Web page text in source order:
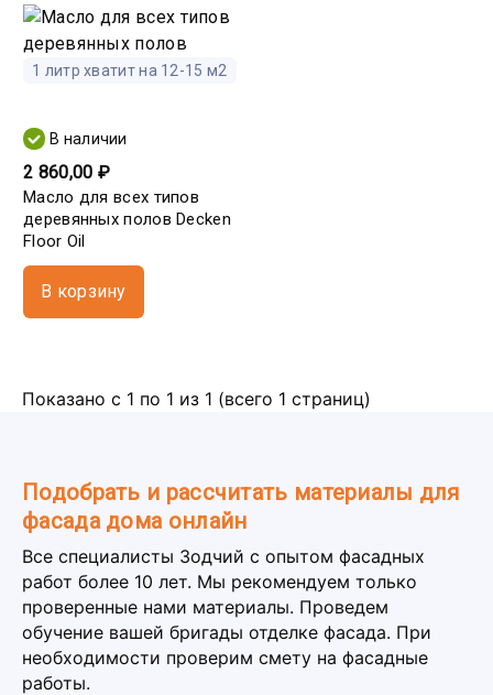
1 литр хватит на 12-15 м2
В наличии
2 860,00 ₽
Масло для всех типов
деревянных полов Decken
Floor Oil
В корзину
Показано с 1 по 1 из 1 (всего 1 страниц)
Подобрать и рассчитать материалы для
фасада дома онлайн
Все специалисты Зодчий с опытом фасадных
работ более 10 лет. Мы рекомендуем только
проверенные нами материалы. Проведем
обучение вашей бригады отделке фасада. При
необходимости проверим смету на фасадные
работы.